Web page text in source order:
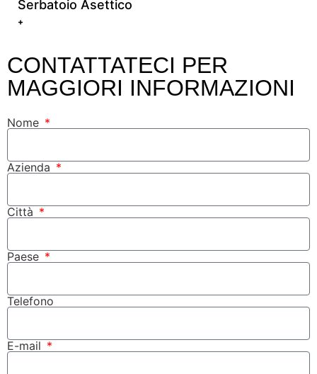
Serbatoio Asettico
+
CONTATTATECI PER
MAGGIORI INFORMAZIONI
Nome
Azienda
Città
Paese
Telefono
E-mail